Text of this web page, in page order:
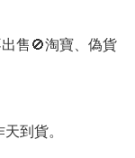
售🚫淘寶、偽貨
到貨。